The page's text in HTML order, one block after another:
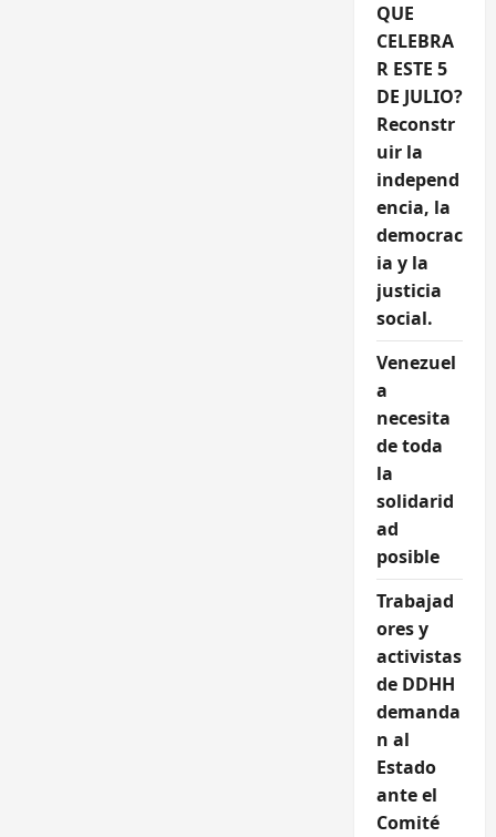
QUE
CELEBRA
R ESTE 5
DE JULIO?
Reconstr
uir la
independ
encia, la
democrac
ia y la
justicia
social.
Venezuel
a
necesita
de toda
la
solidarid
ad
posible
Trabajad
ores y
activistas
de DDHH
demanda
n al
Estado
ante el
Comité